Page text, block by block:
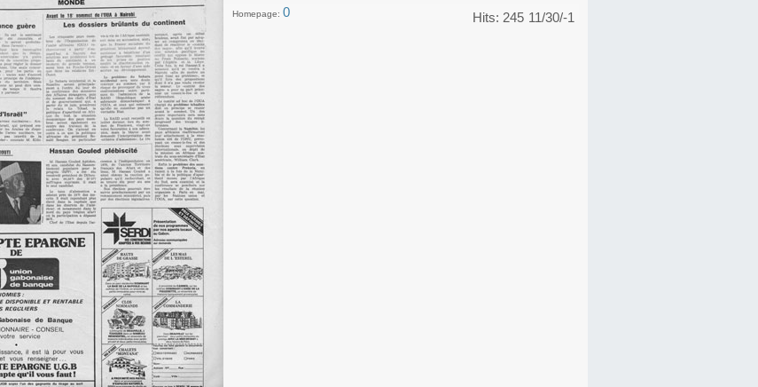
11/30/-1
Hits: 245
Homepage: 0